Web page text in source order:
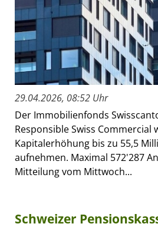
29.04.2026, 08:52 Uhr
Der Immobilienfonds
Responsible Swiss Commercial
Kapitalerhöhung bis zu 55,5
aufnehmen. Maximal 572'287
Mitteilung vom Mittwoch...
Schweizer